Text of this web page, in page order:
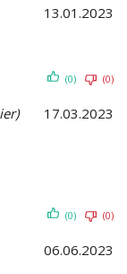
13.01.2023
(0) (0)
17.03.2023
(0) (0)
06.06.2023